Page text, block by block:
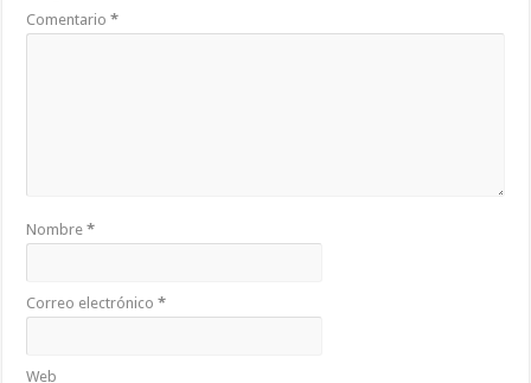
Comentario*
Nombre*
Correo electrónico*
Web